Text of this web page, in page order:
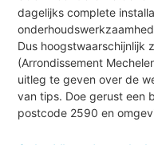
dagelijks complete
Dus hoogstwaarschijnlijk
(Arrondissement
uitleg te geven over de
van tips. Doe gerust een
postcode 2590 en